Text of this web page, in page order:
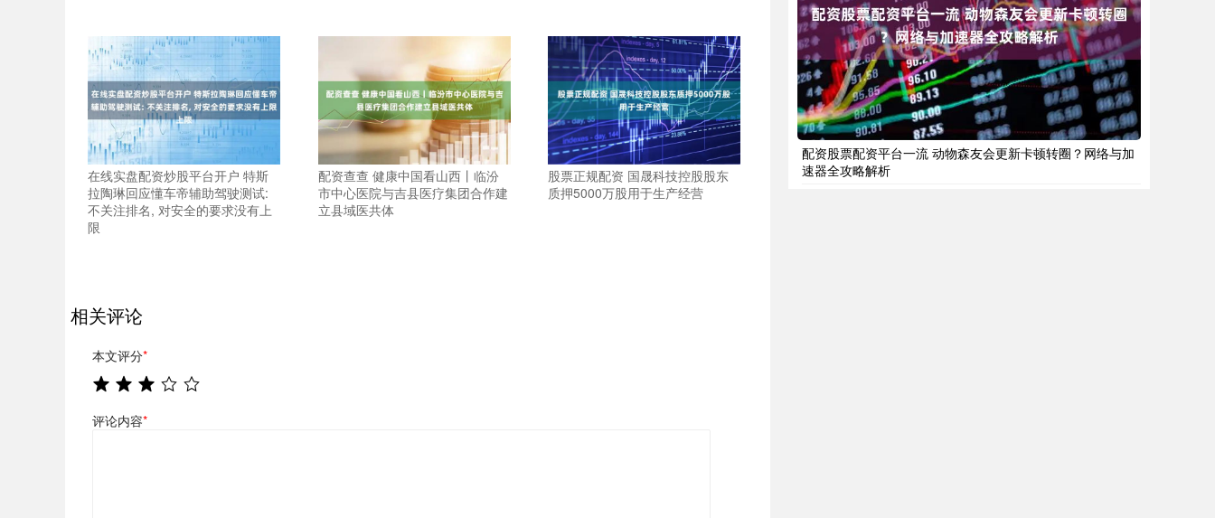
在线实盘配资炒股平台开户 特斯
拉陶琳回应懂车帝辅助驾驶测试:
不关注排名, 对安全的要求没有上
限
配资查查 健康中国看山西丨临汾
市中心医院与吉县医疗集团合作建
立县域医共体
股票正规配资 国晟科技控股股东
质押5000万股用于生产经营
相关评论
本文评分*
评论内容*
配资股票配资平台一流 动物森友会更新卡顿转圈？网络与加
速器全攻略解析